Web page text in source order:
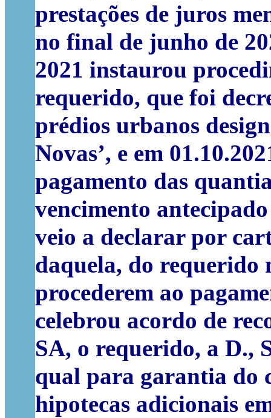
prestações de juros
no final de junho de
2021 instaurou
requerido, que foi
prédios urbanos
Novas’, e em
pagamento das
vencimento
veio a declarar por
daquela, do requerido
procederem ao
celebrou acordo de
SA, o requerido, a D.,
qual para garantia do
hipotecas adicionais